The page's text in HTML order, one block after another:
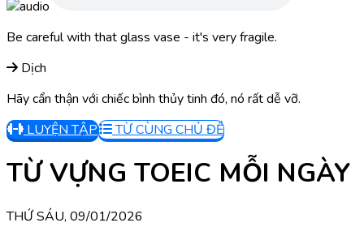
Be careful with that glass vase - it's very fragile.
Dịch
Hãy cẩn thận với chiếc bình thủy tinh đó, nó rất dễ vỡ.
LUYỆN TẬP
TỪ CÙNG CHỦ ĐỀ
TỪ VỰNG TOEIC MỖI NGÀY
THỨ SÁU, 09/01/2026